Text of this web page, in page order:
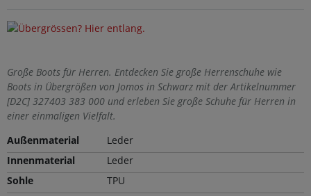
Große Boots für Herren. Entdecken Sie große Herrenschuhe wie
Boots in Übergrößen von Jomos in Schwarz mit der Artikelnummer
[D2C] 327403 383 000 und erleben Sie große Schuhe für Herren in
einer einmaligen Vielfalt.
Außenmaterial
Leder
Innenmaterial
Leder
Sohle
TPU